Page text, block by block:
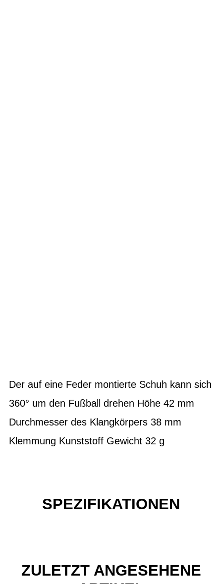
Der auf eine Feder montierte Schuh kann sich
360° um den Fußball drehen Höhe 42 mm
Durchmesser des Klangkörpers 38 mm
Klemmung Kunststoff Gewicht 32 g
SPEZIFIKATIONEN
ZULETZT ANGESEHENE